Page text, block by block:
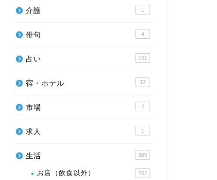
介護 1
俳句 4
占い 161
宿・ホテル 12
市場 2
求人 1
生活 389
お店（飲食以外） 262